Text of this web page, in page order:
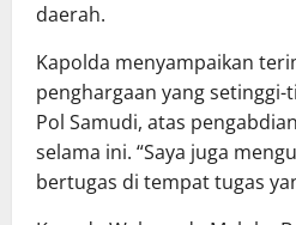
daerah.
Kapolda menyampaikan
penghargaan yang setinggi-
Pol Samudi, atas
selama ini. “Saya juga
bertugas di tempat tugas